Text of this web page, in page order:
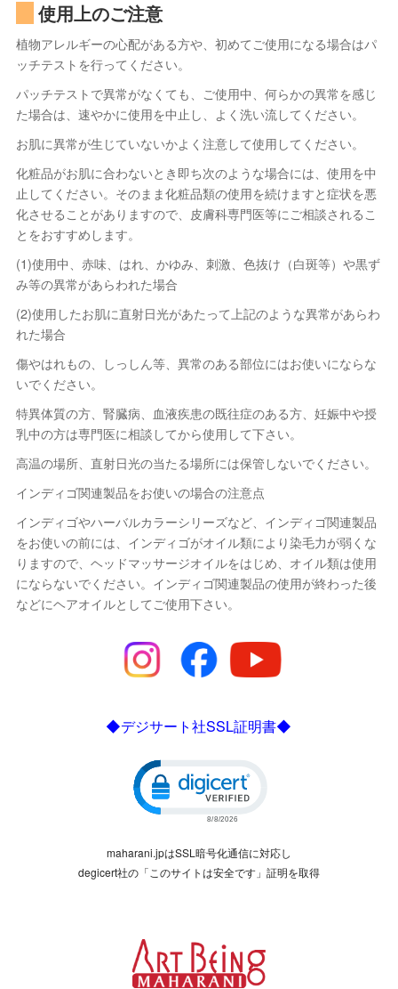
使用上のご注意
植物アレルギーの心配がある方や、初めてご使用になる場合はパ
ッチテストを行ってください。
パッチテストで異常がなくても、ご使用中、何らかの異常を感じ
た場合は、速やかに使用を中止し、よく洗い流してください。
お肌に異常が生じていないかよく注意して使用してください。
化粧品がお肌に合わないとき即ち次のような場合には、使用を中
止してください。そのまま化粧品類の使用を続けますと症状を悪
化させることがありますので、皮膚科専門医等にご相談されるこ
とをおすすめします。
(1)使用中、赤味、はれ、かゆみ、刺激、色抜け（白斑等）や黒ず
み等の異常があらわれた場合
(2)使用したお肌に直射日光があたって上記のような異常があらわ
れた場合
傷やはれもの、しっしん等、異常のある部位にはお使いにならな
いでください。
特異体質の方、腎臓病、血液疾患の既往症のある方、妊娠中や授
乳中の方は専門医に相談してから使用して下さい。
高温の場所、直射日光の当たる場所には保管しないでください。
インディゴ関連製品をお使いの場合の注意点
インディゴやハーバルカラーシリーズなど、インディゴ関連製品
をお使いの前には、インディゴがオイル類により染毛力が弱くな
りますので、ヘッドマッサージオイルをはじめ、オイル類は使用
にならないでください。インディゴ関連製品の使用が終わった後
などにヘアオイルとしてご使用下さい。
◆デジサート社SSL証明書◆
maharani.jpはSSL暗号化通信に対応し
degicert社の「このサイトは安全です」証明を取得